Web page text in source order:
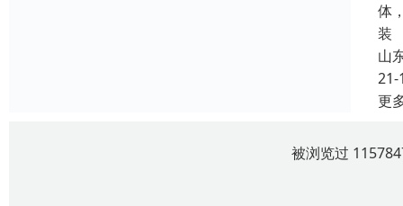
体
装
山
21-
更
被浏览过